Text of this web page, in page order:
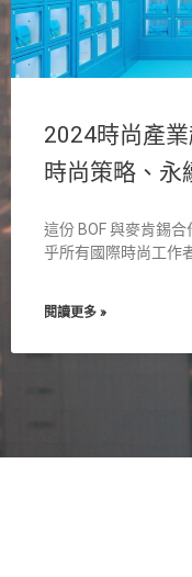
2024時尚產
時尚策略、永
這份 BOF 與麥肯錫
乎所有國際時尚工作
閱讀更多 »